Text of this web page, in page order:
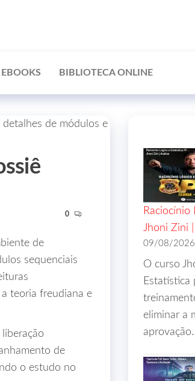
BIBLIOTECA ONLINE
0
de
sequenciais
teoria freudiana e
de
o estudo no
Raciocínio
Jhoni Zini
09/08/2026
O curso
Estatística
eliminar a